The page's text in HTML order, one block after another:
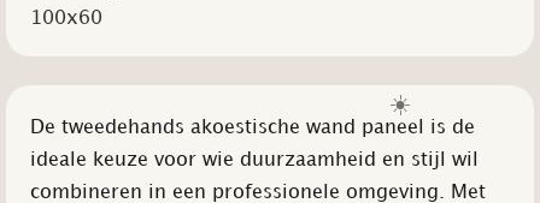
100x60
De tweedehands akoestische wand paneel is de
ideale keuze voor wie duurzaamheid en stijl wil
combineren in een professionele omgeving. Met
☀️